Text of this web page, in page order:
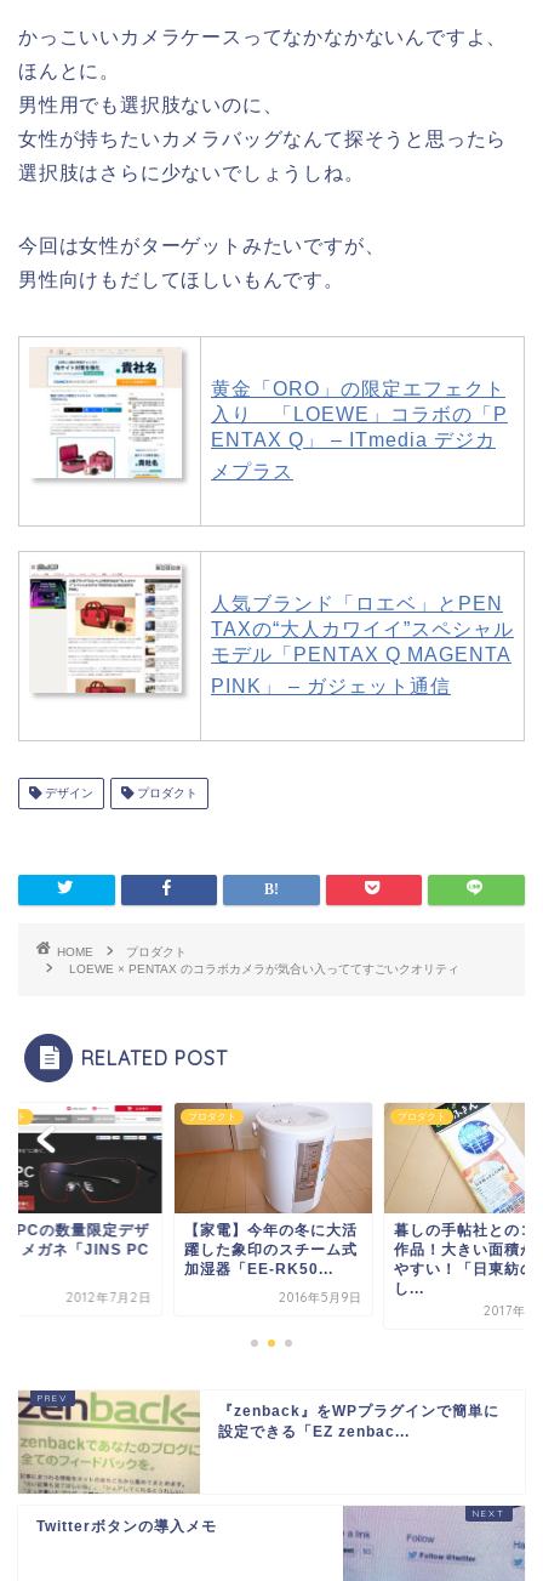
かっこいいカメラケースってなかなかないんですよ、
ほんとに。
男性用でも選択肢ないのに、
女性が持ちたいカメラバッグなんて探そうと思ったら
選択肢はさらに少ないでしょうしね。
今回は女性がターゲットみたいですが、
男性向けもだしてほしいもんです。
黄金「ORO」の限定エフェクト
入り 「LOEWE」コラボの「P
ENTAX Q」 – ITmedia デジカ
メプラス
人気ブランド「ロエベ」とPEN
TAXの“大人カワイイ”スペシャル
モデル「PENTAX Q MAGENTA
PINK」 – ガジェット通信
デザイン プロダクト
HOME
プロダクト
LOEWE × PENTAX のコラボカメラが気合い入っててすごいクオリティ
RELATED POST
クト
PCの数量限定デザ
・メガネ「JINS PC
2012年7月2日
プロダクト
【家電】今年の冬に大活
躍した象印のスチーム式
加湿器「EE-RK50...
2016年5月9日
プロダクト
暮しの手帖社とのコ
作品！大きい面積が
やすい！「日東紡の
し...
2017年1
『zenback』をWPプラグインで簡単に
設定できる「EZ zenbac...
Twitterボタンの導入メモ